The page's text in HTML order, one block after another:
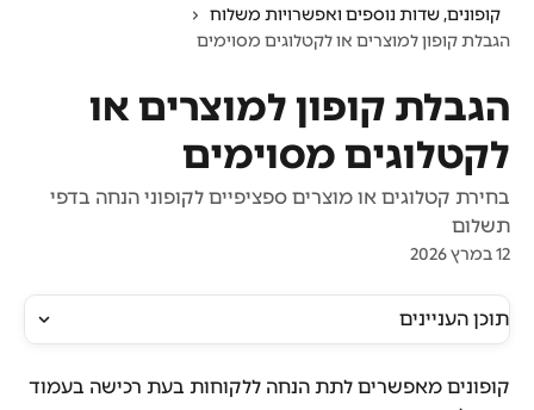
קופונים, שדות נוספים ואפשרויות משלוח
הגבלת קופון למוצרים או לקטלוגים מסוימים
הגבלת קופון למוצרים או
לקטלוגים מסוימים
בחירת קטלוגים או מוצרים ספציפיים לקופוני הנחה בדפי
תשלום
12 במרץ 2026
תוכן העניינים
קופונים מאפשרים לתת הנחה ללקוחות בעת רכישה בעמוד